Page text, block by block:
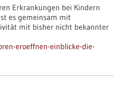
Erkrankungen bei Kindern
es gemeinsam mit
mit bisher nicht bekannter
eroeffnen-einblicke-die-